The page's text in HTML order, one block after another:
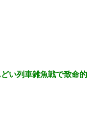
い列車雑魚戦で致命的